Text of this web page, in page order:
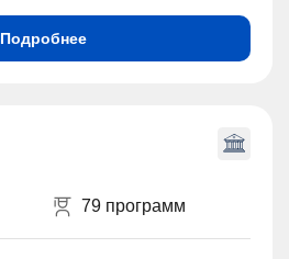
Подробнее
79 программ